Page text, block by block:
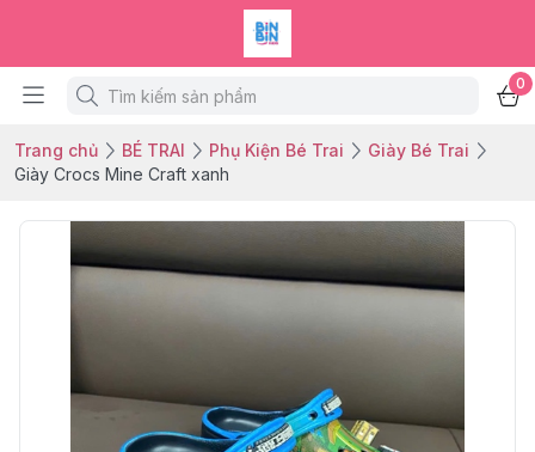
0
Trang chủ BÉ TRAI Phụ Kiện Bé Trai
Giày Bé Trai
Giày Crocs Mine Craft xanh